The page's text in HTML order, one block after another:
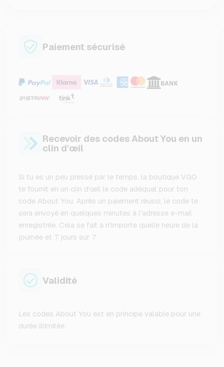
Paiement sécurisé
Recevoir des codes About You en un
clin d'œil
Si tu es un peu pressé par le temps, la boutique VGO
te fournit en un clin d'œil le code adéquat pour ton
code About You. Après un paiement réussi, le code te
sera envoyé en quelques minutes à l'adresse e-mail
enregistrée. Cela se fait à n'importe quelle heure de la
journée et 7 jours sur 7.
Validité
Les codes About You est en principe valable pour une
durée illimitée.